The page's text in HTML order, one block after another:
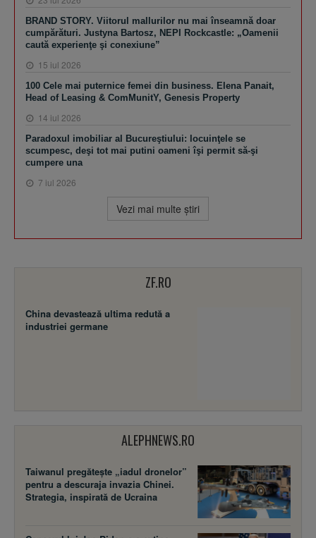
BRAND STORY. Viitorul mallurilor nu mai înseamnă doar
cumpărături. Justyna Bartosz, NEPI Rockcastle: „Oamenii
caută experienţe şi conexiune”
15 iul 2026
100 Cele mai puternice femei din business. Elena Panait,
Head of Leasing & ComMunitY, Genesis Property
14 iul 2026
Paradoxul imobiliar al Bucureştiului: locuinţele se
scumpesc, deşi tot mai putini oameni îşi permit să-şi
cumpere una
7 iul 2026
Vezi mai multe ştiri
ZF.RO
China devastează ultima redută a
industriei germane
ALEPHNEWS.RO
Taiwanul pregătește „iadul dronelor”
pentru a descuraja invazia Chinei.
Strategia, inspirată de Ucraina